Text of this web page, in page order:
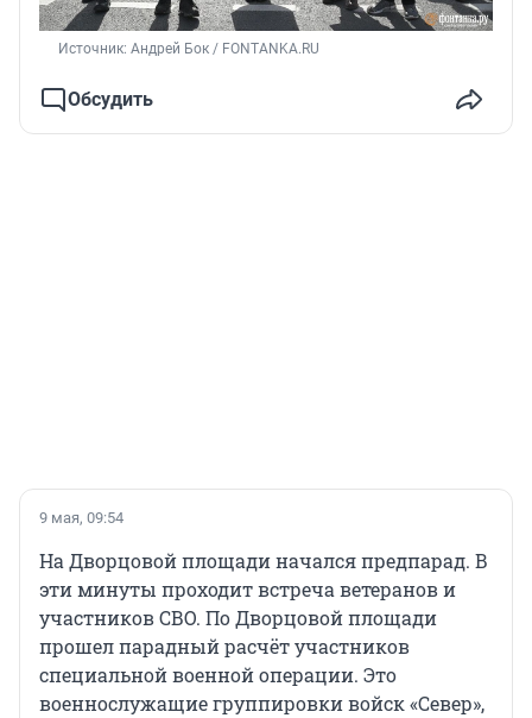
Источник: Андрей Бок / FONTANKA.RU
Обсудить
9 мая, 09:54
На Дворцовой площади начался предпарад. В
эти минуты проходит встреча ветеранов и
участников СВО. По Дворцовой площади
прошел парадный расчёт участников
специальной военной операции. Это
военнослужащие группировки войск «Север»,